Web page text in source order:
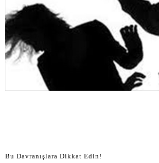
Bu Davranışlara Dikkat Edin!